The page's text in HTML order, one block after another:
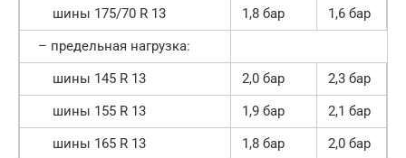
шины 175/70 R 13
1,8 бар
1,6 бар
– предельная нагрузка:
шины 145 R 13
2,0 бар
2,3 бар
шины 155 R 13
1,9 бар
2,1 бар
шины 165 R 13
1,8 бар
2,0 бар